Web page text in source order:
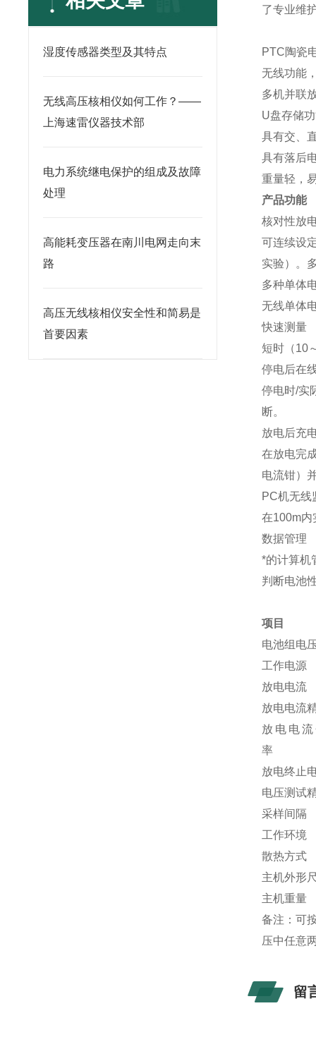
湿度传感器类型及其特点
无线高压核相仪如何工作？——
上海速雷仪器技术部
电力系统继电保护的组成及故障
处理
高能耗变压器在南川电网走向末
路
高压无线核相仪安全性和简易是
首要因素
了专业维
PTC陶瓷
无线功能
多机并联
U盘存储
具有交、
具有落后
重量轻，
产品功能
核对性放
可连续设
实验）。
多种单体
无线单体
快速测量
短时（10
停电后在
停电时/实
断。
放电后充
在放电完
电流钳）
PC机无线
在100m内
数据管理
*的计算机
判断电池
项目
电池组电
工作电源
放电电流
放电电流
放电电
率
放电终止
电压测试
采样间隔
工作环境
散热方式
主机外形
主机重量
备注：可
压中任意
留